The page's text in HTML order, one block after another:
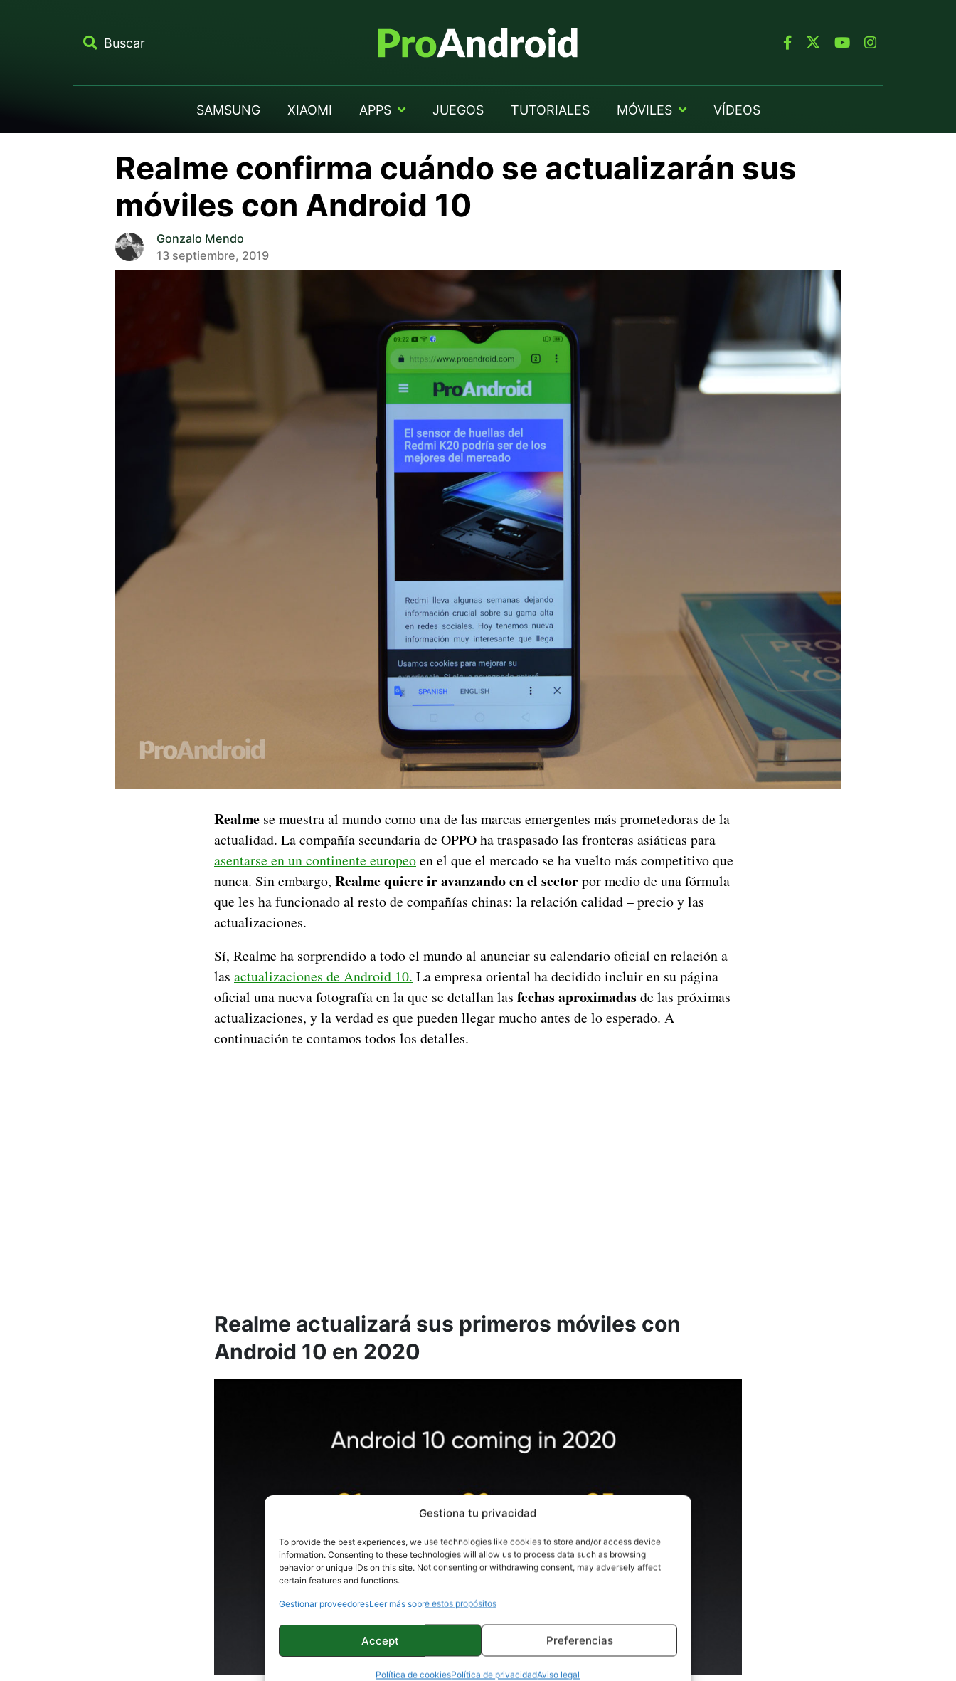
Gestiona tu privacidad
To provide the best experiences, we use technologies like cookies to store and/or access device
information. Consenting to these technologies will allow us to process data such as browsing
behavior or unique IDs on this site. Not consenting or withdrawing consent, may adversely affect
certain features and functions.
Gestionar proveedoresLeer más sobre estos propósitos
Accept Preferencias
Política de cookiesPolítica de privacidadAviso legal
Buscar
SAMSUNG XIAOMI APPS JUEGOS TUTORIALES MÓVILES VÍDEOS
Realme confirma cuándo se actualizarán sus
móviles con Android 10
Gonzalo Mendo
13 septiembre, 2019
Realme se muestra al mundo como una de las marcas emergentes más prometedoras de la
actualidad. La compañía secundaria de OPPO ha traspasado las fronteras asiáticas para
asentarse en un continente europeoen el que el mercado se ha vuelto más competitivo que
nunca. Sin embargo, Realme quiere ir avanzando en el sectorpor medio de una fórmula
que les ha funcionado al resto de compañías chinas: la relación calidad – precio y las
actualizaciones.
Sí, Realme ha sorprendido a todo el mundo al anunciar su calendario oficial en relación a
las actualizaciones de Android 10. La empresa oriental ha decidido incluir en su página
oficial una nueva fotografía en la que se detallan las fechas aproximadas de las próximas
actualizaciones, y la verdad es que pueden llegar mucho antes de lo esperado. A
continuación te contamos todos los detalles.
Realme actualizará sus primeros móviles con
Android 10 en 2020